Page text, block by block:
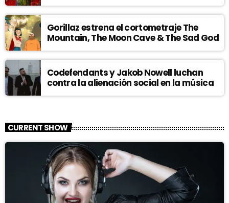
Gorillaz estrena el cortometraje The
Mountain, The Moon Cave & The Sad God
Codefendants y Jakob Nowell luchan
contra la alienación social en la música
CURRENT SHOW